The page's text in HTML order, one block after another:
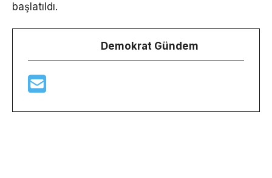
başlatıldı.
Demokrat Gündem